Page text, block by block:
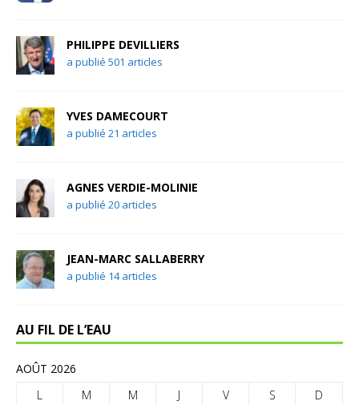
PHILIPPE DEVILLIERS
a publié 501 articles
YVES DAMECOURT
a publié 21 articles
AGNES VERDIE-MOLINIE
a publié 20 articles
JEAN-MARC SALLABERRY
a publié 14 articles
AU FIL DE L’EAU
AOÛT 2026
L
M M J V S
D